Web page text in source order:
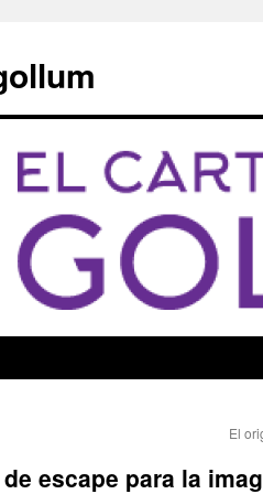
El
escape para la